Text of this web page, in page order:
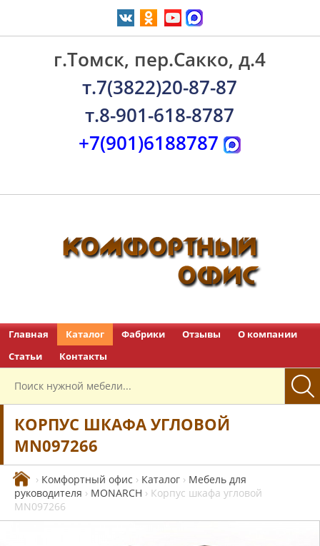
г.Томск, пер.Сакко, д.4
т.7(3822)20-87-87
т.8-901-618-8787
+7(901)6188787
Главная Каталог Фабрики Отзывы
О компании
Статьи
Контакты
КОРПУС ШКАФА УГЛОВОЙ
MN097266
› Комфортный офис › Каталог › Мебель для
руководителя › MONARCH › Корпус шкафа угловой
MN097266